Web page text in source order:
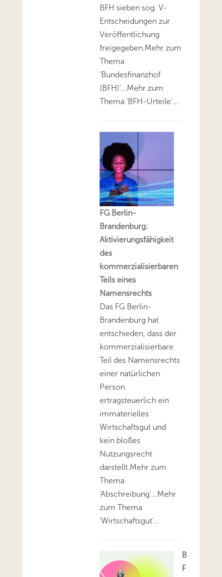
BFH sieben sog. V-
Entscheidungen zur
Veröffentlichung
freigegeben.Mehr zum
Thema
'Bundesfinanzhof
(BFH)'...Mehr zum
Thema 'BFH-Urteile'...
FG Berlin-
Brandenburg:
Aktivierungsfähigkeit
des
kommerzialisierbaren
Teils eines
Namensrechts
Das FG Berlin-
Brandenburg hat
entschieden, dass der
kommerzialisierbare
Teil des Namensrechts
einer natürlichen
Person
ertragsteuerlich ein
immaterielles
Wirtschaftsgut und
kein bloßes
Nutzungsrecht
darstellt.Mehr zum
Thema
'Abschreibung'...Mehr
zum Thema
'Wirtschaftsgut'...
B
F